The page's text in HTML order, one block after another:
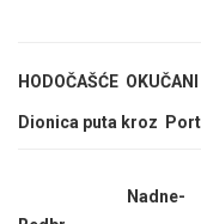
HODOČAŠĆE
Dionica puta kroz
Nadne-